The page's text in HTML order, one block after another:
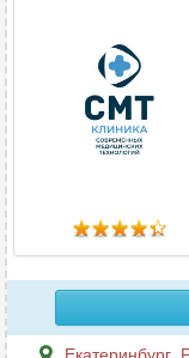
Дерматовенерология
Дерматология
Дефектология
И
Иммунология
Инфекционные
Екатеринбург,